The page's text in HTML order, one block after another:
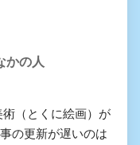
かの人
（とくに絵画）が
の更新が遅いのは